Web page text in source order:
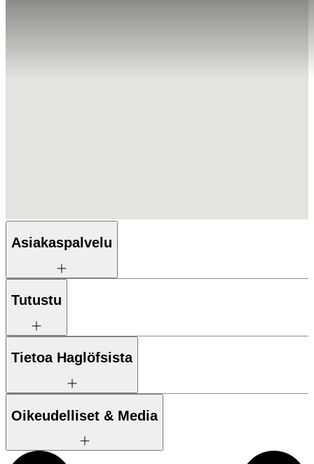
Asiakaspalvelu
Tutustu
Tietoa Haglöfsista
Oikeudelliset & Media